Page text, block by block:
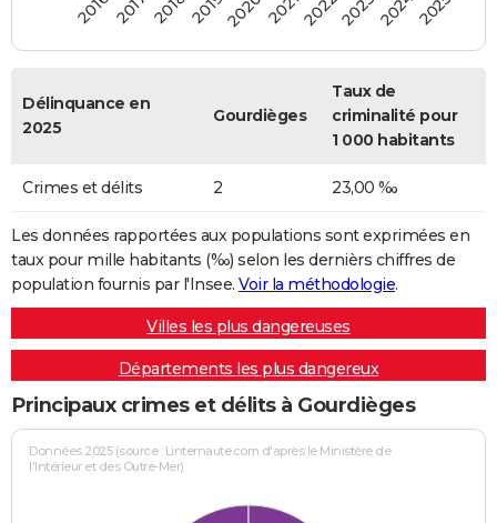
2020 2022202320242025
Délinquance en
2025
Gourdièges
Taux de
criminalité pour
1 000 habitants
Crimes et délits 2 23,00 ‰
Les données rapportées aux populations sont exprimées en
taux pour mille habitants (‰) selon les dernièrs chiffres de
population fournis par l'Insee. Voir la méthodologie.
Villes les plus dangereuses
Départements les plus dangereux
Principaux crimes et délits à Gourdièges
Données 2025 (source : Linternaute.com d'après le Ministère de
l'Intérieur et des Outre-Mer)